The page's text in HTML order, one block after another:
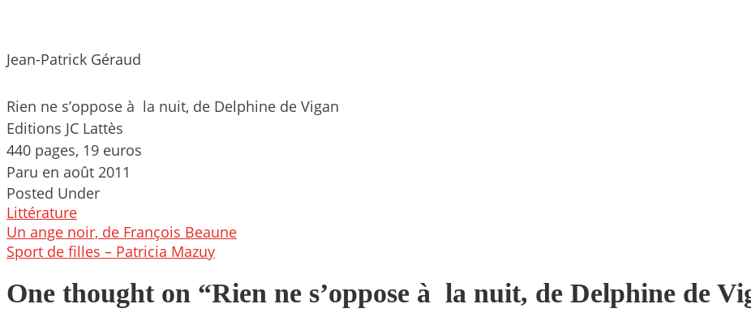
Jean-Patrick Géraud
Rien ne s’oppose à la nuit, de Delphine de Vigan
Editions JC Lattès
440 pages, 19 euros
Paru en août 2011
Posted Under
Littérature
Post
navigation
Un ange noir, de François Beaune
Sport de filles – Patricia Mazuy
One thought on “Rien ne s’oppose à la nuit, de Delphine de